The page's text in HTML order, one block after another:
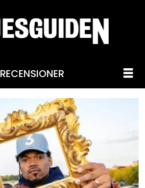
RECENSIONER